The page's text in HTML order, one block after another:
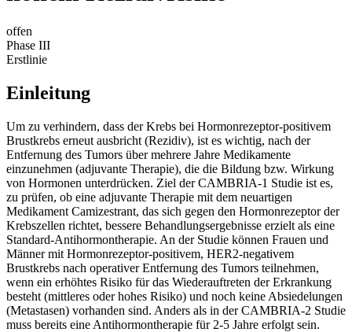
offen
Phase III
Erstlinie
Einleitung
Um zu verhindern, dass der Krebs bei Hormonrezeptor-positivem
Brustkrebs erneut ausbricht (Rezidiv), ist es wichtig, nach der
Entfernung des Tumors über mehrere Jahre Medikamente
einzunehmen (adjuvante Therapie), die die Bildung bzw. Wirkung
von Hormonen unterdrücken. Ziel der CAMBRIA-1 Studie ist es,
zu prüfen, ob eine adjuvante Therapie mit dem neuartigen
Medikament Camizestrant, das sich gegen den Hormonrezeptor der
Krebszellen richtet, bessere Behandlungsergebnisse erzielt als eine
Standard-Antihormontherapie. An der Studie können Frauen und
Männer mit Hormonrezeptor-positivem, HER2-negativem
Brustkrebs nach operativer Entfernung des Tumors teilnehmen,
wenn ein erhöhtes Risiko für das Wiederauftreten der Erkrankung
besteht (mittleres oder hohes Risiko) und noch keine Absiedelungen
(Metastasen) vorhanden sind. Anders als in der CAMBRIA-2 Studie
muss bereits eine Antihormontherapie für 2-5 Jahre erfolgt sein.